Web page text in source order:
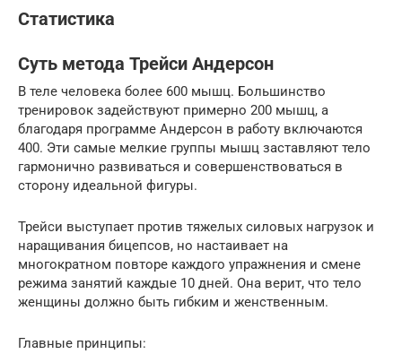
Статистика
Суть метода Трейси Андерсон
В теле человека более 600 мышц. Большинство
тренировок задействуют примерно 200 мышц, а
благодаря программе Андерсон в работу включаются
400. Эти самые мелкие группы мышц заставляют тело
гармонично развиваться и совершенствоваться в
сторону идеальной фигуры.
Трейси выступает против тяжелых силовых нагрузок и
наращивания бицепсов, но настаивает на
многократном повторе каждого упражнения и смене
режима занятий каждые 10 дней. Она верит, что тело
женщины должно быть гибким и женственным.
Главные принципы: